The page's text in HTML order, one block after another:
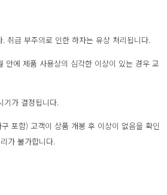
취급 부주의로 인한 하자는 유상 처리됩니다.
안에 제품 사용상의 심각한 이상이 있는 경우 교
기가 결정됩니다.
포함) 고객이 상품 개봉 후 이상이 없음을 확인
가 불가합니다.